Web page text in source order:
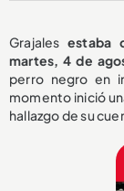
Grajales estaba
martes, 4 de
perro negro en
momento inició
hallazgo de su